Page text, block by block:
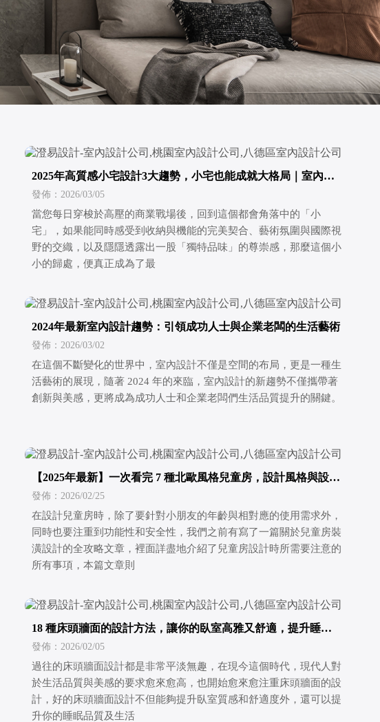
2025年高質感小宅設計3大趨勢，小宅也能成就大格局｜室內設
計推薦｜訂製宅設計推薦
發佈：2026/03/05
當您每日穿梭於高壓的商業戰場後，回到這個都會角落中的「小
宅」，如果能同時感受到收納與機能的完美契合、藝術氛圍與國際視
野的交織，以及隱隱透露出一股「獨特品味」的尊崇感，那麼這個小
小的歸處，便真正成為了最
2024年最新室內設計趨勢：引領成功人士與企業老闆的生活藝術
發佈：2026/03/02
在這個不斷變化的世界中，室內設計不僅是空間的布局，更是一種生
活藝術的展現，隨著 2024 年的來臨，室內設計的新趨勢不僅攜帶著
創新與美感，更將成為成功人士和企業老闆們生活品質提升的關鍵。
【2025年最新】一次看完 7 種北歐風格兒童房，設計風格與設計
技巧大公開，輕鬆簡單一看就懂
發佈：2026/02/25
在設計兒童房時，除了要針對小朋友的年齡與相對應的使用需求外，
同時也要注重到功能性和安全性，我們之前有寫了一篇關於兒童房裝
潢設計的全攻略文章，裡面詳盡地介紹了兒童房設計時所需要注意的
所有事項，本篇文章則
18 種床頭牆面的設計方法，讓你的臥室高雅又舒適，提升睡眠
品質
發佈：2026/02/05
過往的床頭牆面設計都是非常平淡無趣，在現今這個時代，現代人對
於生活品質與美感的要求愈來愈高，也開始愈來愈注重床頭牆面的設
計，好的床頭牆面設計不但能夠提升臥室質感和舒適度外，還可以提
升你的睡眠品質及生活